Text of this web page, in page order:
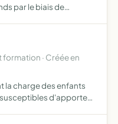
par le biais de
· Créée en
la charge des enfants
d'apporter